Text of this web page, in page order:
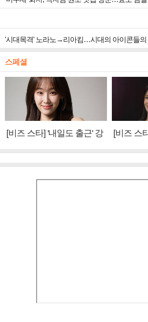
'시대목격' 노라노→리아킴…시대의 아이콘들의
스페셜
[비즈 스타] '내일도 출근' 강
[비즈 스